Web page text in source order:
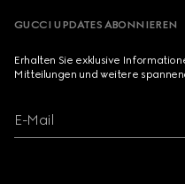
GUCCI UPDATES ABONNIEREN
Erhalten Sie exklusive
Mitteilungen und weitere
E-Mail